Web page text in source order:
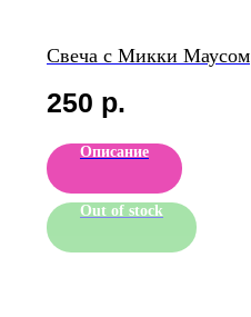
Свеча с Микки Маусом
250 р.
Описание
Out of stock